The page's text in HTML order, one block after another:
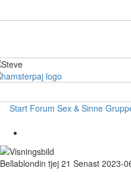
Start Forum Sex & Sinne
Bellablondin tjej 21 Senast 2023-